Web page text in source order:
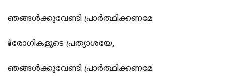
ഞങ്ങൾക്കുവേണ്ടി പ്രാർത്ഥിക്കണമേ
🕯️രോഗികളുടെ പ്രത്യാശയേ,
ഞങ്ങൾക്കുവേണ്ടി പ്രാർത്ഥിക്കണമേ